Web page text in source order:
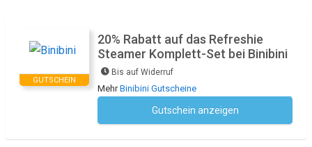
GUTSCHEIN
20% Rabatt auf das Refreshie
Steamer Komplett-Set bei Binibini
Bis auf Widerruf
MehrBinibini Gutscheine
Gutschein anzeigen